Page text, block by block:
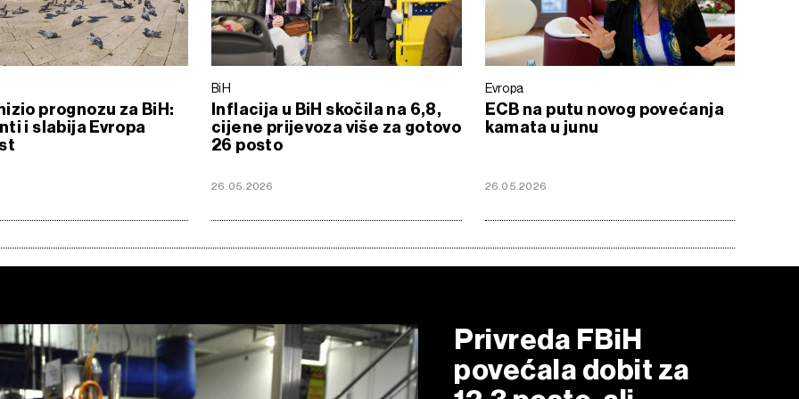
prognozu za BiH:
i slabija Evropa
BiH
Inflacija u BiH skočila na 6,8,
cijene prijevoza više za gotovo
26 posto
26.05.2026
Evropa
ECB na putu novog povećanja
kamata u junu
26.05.2026
Privreda FBiH
povećala dobit za